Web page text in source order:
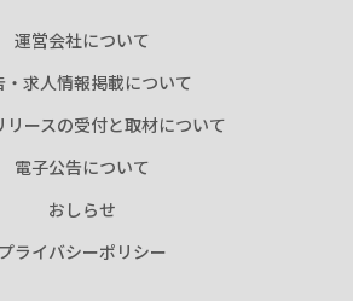
運営会社について
・求人情報掲載について
リースの受付と取材について
電子公告について
おしらせ
プライバシーポリシー